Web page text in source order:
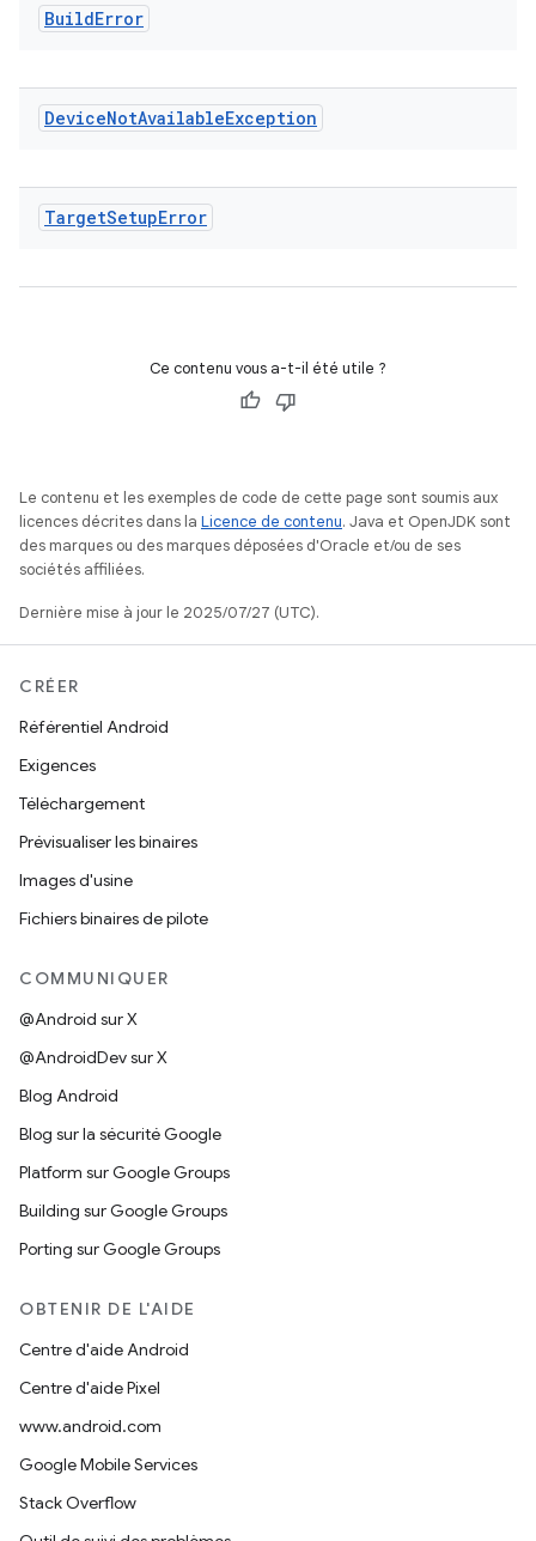
BuildError
DeviceNotAvailableException
TargetSetupError
Ce contenu vous a-t-il été utile ?
Le contenu et les exemples de code de cette page sont soumis aux
licences décrites dans la Licence de contenu. Java et OpenJDK sont
des marques ou des marques déposées d'Oracle et/ou de ses
sociétés affiliées.
Dernière mise à jour le 2025/07/27 (UTC).
CRÉER
Référentiel Android
Exigences
Téléchargement
Prévisualiser les binaires
Images d'usine
Fichiers binaires de pilote
COMMUNIQUER
@Android sur X
@AndroidDev sur X
Blog Android
Blog sur la sécurité Google
Platform sur Google Groups
Building sur Google Groups
Porting sur Google Groups
OBTENIR DE L'AIDE
Centre d'aide Android
Centre d'aide Pixel
www.android.com
Google Mobile Services
Stack Overflow